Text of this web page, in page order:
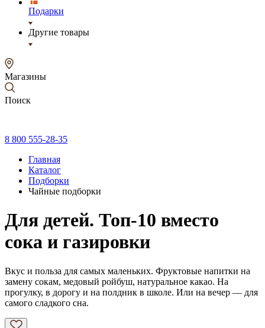
Подарки
Другие товары
Магазины
Поиск
8 800 555-28-35
Главная
Каталог
Подборки
Чайные подборки
Для детей. Топ-10 вместо
сока и газировки
Вкус и польза для самых маленьких. Фруктовые напитки на
замену сокам, медовый ройбуш, натуральное какао. На
прогулку, в дорогу и на полдник в школе. Или на вечер — для
самого сладкого сна.